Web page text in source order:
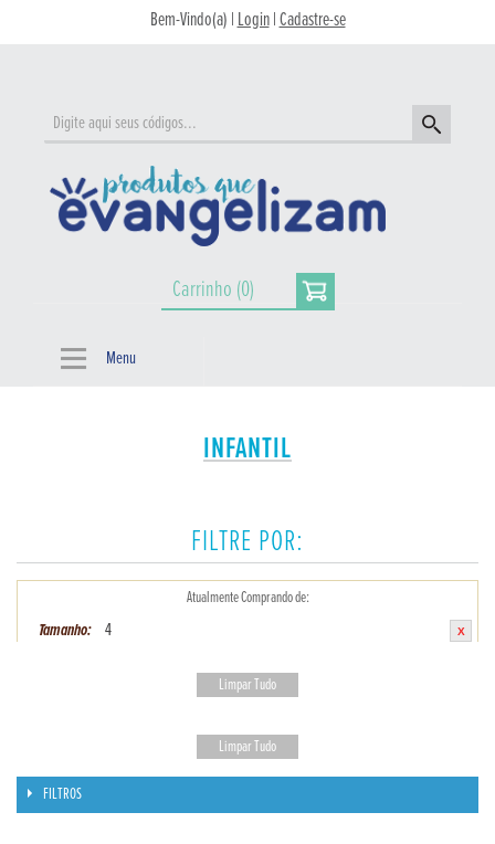
Bem-Vindo(a) |Login|Cadastre-se
Carrinho (0)
Menu
INFANTIL
FILTRE POR:
Atualmente Comprando de:
Tamanho: 4
Limpar Tudo
Limpar Tudo
FILTROS